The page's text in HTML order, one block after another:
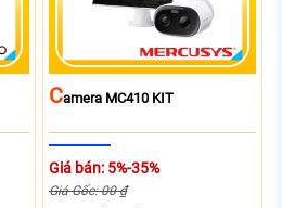
CAmera MC410 KIT
Giá bán: 5%-35%
Giá Gốc: 00 ₫